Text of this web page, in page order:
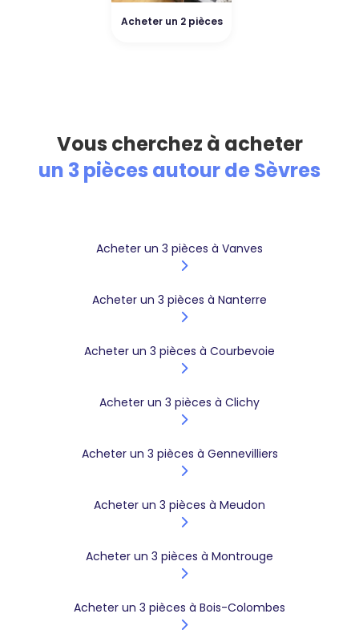
Acheter un 2 pièces
Vous cherchez à acheter
un 3 pièces autour de Sèvres
Acheter un 3 pièces à Vanves
Acheter un 3 pièces à Nanterre
Acheter un 3 pièces à Courbevoie
Acheter un 3 pièces à Clichy
Acheter un 3 pièces à Gennevilliers
Acheter un 3 pièces à Meudon
Acheter un 3 pièces à Montrouge
Acheter un 3 pièces à Bois-Colombes